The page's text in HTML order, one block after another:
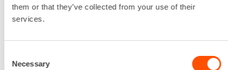
them or that they’ve collected from your use of their
services.
Selection
Necessary
Laikan koko
800 mm
340 mm